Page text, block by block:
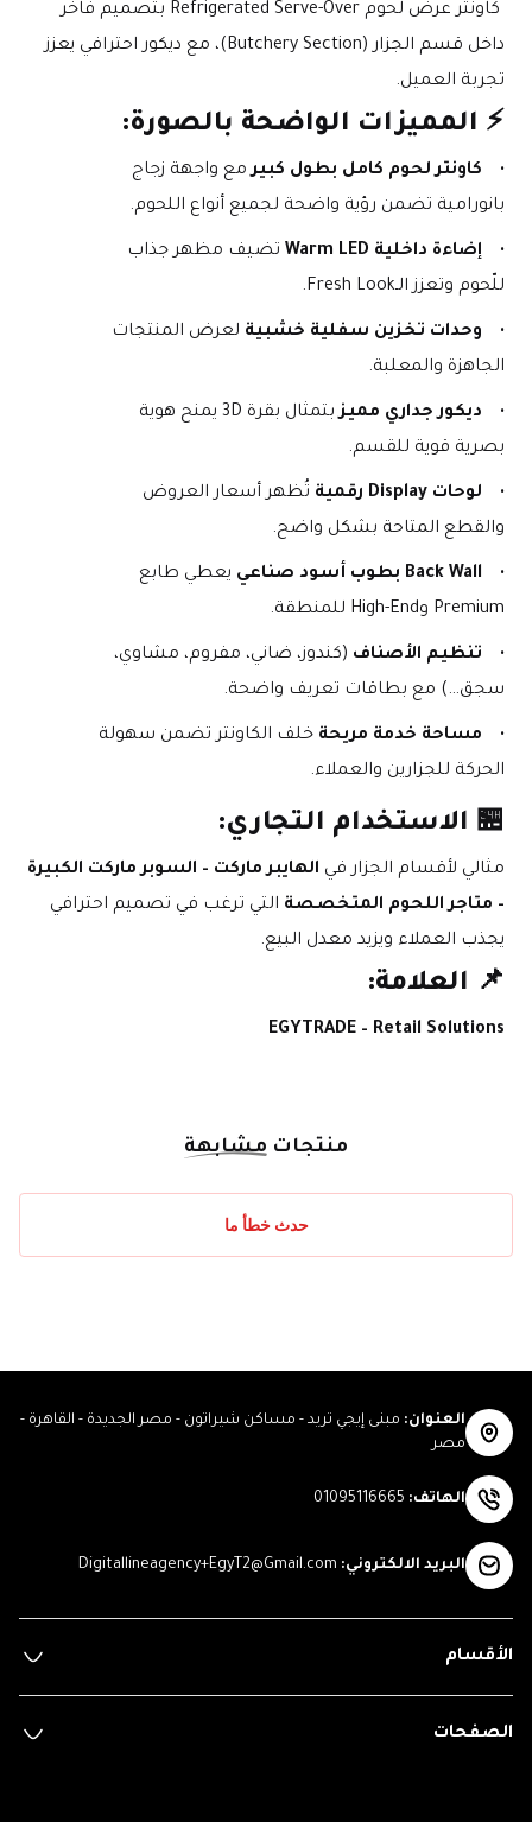
كاونتر عرض لحوم Refrigerated Serve-Over بتصميم فاخر
داخل قسم الجزار (Butchery Section)، مع ديكور احترافي يعزز
تجربة العميل.
⚡ المميزات الواضحة بالصورة:
كاونتر لحوم كامل بطول كبير
بانورامية تضمن رؤية واضحة لجميع أنواع اللحوم.
إضاءة داخلية Warm LED
للّحوم وتعزز الـFresh Look.
وحدات تخزين سفلية خشبية
الجاهزة والمعلبة.
ديكور جداري مميز
بصرية قوية للقسم.
لوحات Display رقمية
والقطع المتاحة بشكل واضح.
Back Wall بطوب أسود صناعي
Premium وHigh-End للمنطقة.
تنظيم الأصناف
سجق…) مع بطاقات تعريف واضحة.
مساحة خدمة مريحة
الحركة للجزارين والعملاء.
🏪 الاستخدام التجاري:
مثالي لأقسام الجزار في
– متاجر اللحوم المتخصصة
يجذب العملاء ويزيد معدل البيع.
📌 العلامة:
EGYTRADE – Retail Solutions
منتجات مشابهة
حدث خطأ ما
العنوان: مبنى إيجي تريد - مساكن شيراتون - مصر الجديدة - القاهرة -
مصر
الهاتف:
01095116665
البريد الالكتروني:
Digitallineagency+EgyT2@Gmail.com
الأقسام
الصفحات